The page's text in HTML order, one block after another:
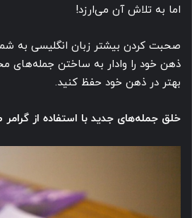
اما به تلاش آن می‌ارزد!
صحبت کردن بیشتر زبان انگلیسی به
ذهن خود را وادار به ساختن جمله‌های
بهتر در ذهن خود حفظ کنید.
خلق جمله‌های جدید با استفاده از